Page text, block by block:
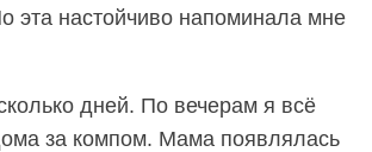
эта настойчиво напоминала мне
дней. По вечерам я всё
за компом. Мама появлялась